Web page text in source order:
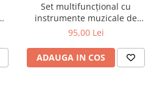
Set multifuncțional cu
instrumente muzicale de
percuție pentru bebeluși - 10
95,00 Lei
ADAUGA IN COS